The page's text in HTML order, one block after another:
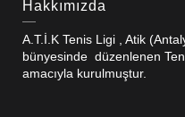
Hakkımızda
A.T.İ.K Tenis Ligi , Atik
bünyesinde düzenlenen
amacıyla kurulmuştur.